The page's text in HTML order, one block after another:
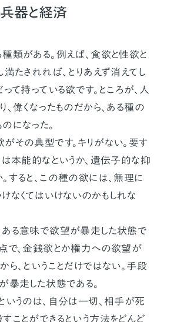
器と経済
類がある。例えば、食欲と性欲と
満たされれば、とりあえず消えてし
て持っている欲です。ところが、人
、偉くなったものだから、ある種の
になった。
その典型です。キリがない。要す
は本能的なというか、遺伝子的な抑
すると、この種の欲には、無理に
なくてはいけないのかもしれな
る意味で欲望が暴走した状態で
で、金銭欲とか権力への欲望が
ら、ということだけではない。手段
暴走した状態である。
いうのは、自分は一切、相手が死
ことができるという方法をどんど